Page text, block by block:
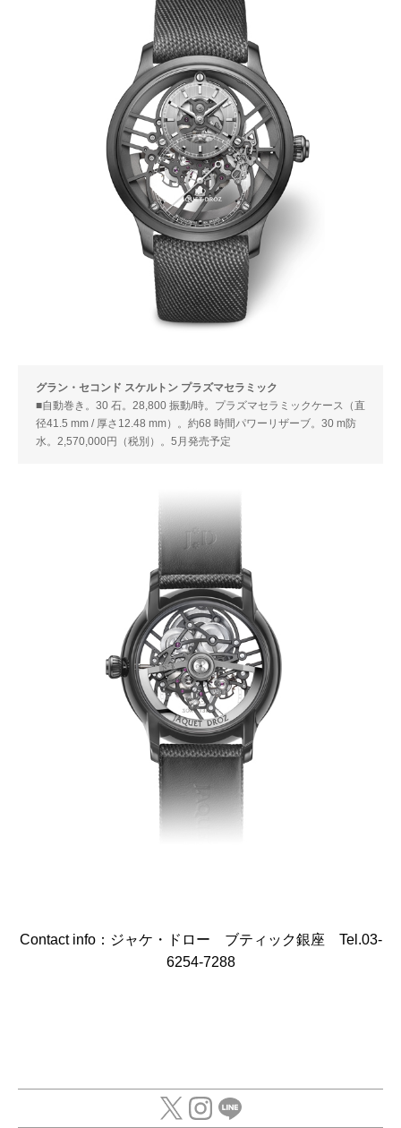
グラン・セコンド スケルトン プラズマセラミック
■自動巻き。30 石。28,800 振動/時。プラズマセラミックケース（直
径41.5 mm / 厚さ12.48 mm）。約68 時間パワーリザーブ。30 m防
水。2,570,000円（税別）。5月発売予定
Contact info：ジャケ・ドロー ブティック銀座 Tel.03-
6254-7288